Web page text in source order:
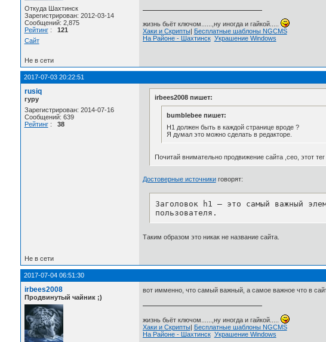
Откуда Шахтинск
Зарегистрирован: 2012-03-14
Сообщений: 2,875
Рейтинг: 121
Сайт
жизнь бьёт ключом......,ну иногда и гайкой.....
Хаки и Скрипты|
Бесплатные шаблоны NGCMS
На Районе - Шахтинск Украшение Windows
Не в сети
2017-07-03 20:22:51
rusiq
гуру
Зарегистрирован: 2014-07-16
Сообщений: 639
Рейтинг: 38
irbees2008 пишет:
bumblebee пишет:
H1 должен быть в каждой странице вроде ?
Я думал это можно сделать в редакторе.
Почитай внимательно продвижение сайта ,сео, этот
Достоверные источникиговорят:
Заголовок h1 — это самый важный
пользователя.
Таким образом это никак не название сайта.
Не в сети
2017-07-04 06:51:30
irbees2008
Продвинутый чайник ;)
вот имменно, что самый важный, а самое важное что в
жизнь бьёт ключом......,ну иногда и гайкой.....
Хаки и Скрипты| Бесплатные шаблоны NGCMS
На Районе - Шахтинск Украшение Windows